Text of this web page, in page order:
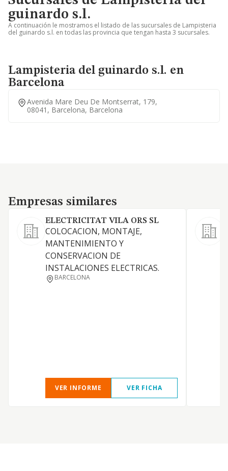
guinardo s.l.
A continuación le mostramos el listado de las sucursales de Lampisteria
del guinardo s.l. en todas las provincia que tengan hasta 3 sucursales.
Lampisteria del guinardo s.l. en
Barcelona
Avenida Mare Deu De Montserrat, 179,
08041, Barcelona, Barcelona
Empresas similares
Empresas similares
ELECTRICITAT VILA ORS SL
COLOCACION, MONTAJE,
MANTENIMIENTO Y
CONSERVACION DE
INSTALACIONES ELECTRICAS.
BARCELONA
VER INFORME VER FICHA